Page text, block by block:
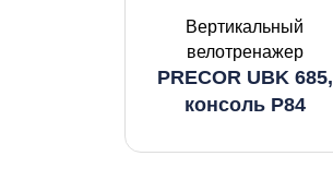
Вертикальный
велотренажер
PRECOR UBK 685,
консоль P84